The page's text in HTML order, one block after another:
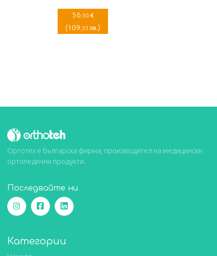
56 ,00 €
(109 ,53 лв.)
Ортотех е българска фирма, производител на медицински
ортопедични продукти.
Последвайте ни
Категории